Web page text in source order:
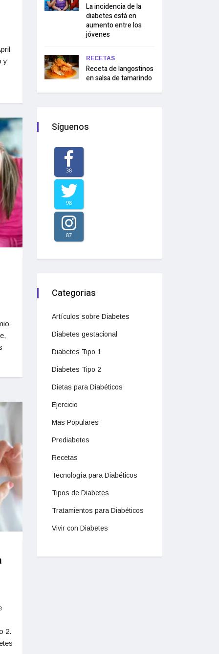
y
2.
La incidencia de la
diabetes está en
aumento entre los
jóvenes
RECETAS
Receta de langostinos
en salsa de tamarindo
Síguenos
38
98
87
Categorias
Artículos sobre Diabetes
Diabetes gestacional
Diabetes Tipo 1
Diabetes Tipo 2
Dietas para Diabéticos
Ejercicio
Mas Populares
Prediabetes
Recetas
Tecnología para Diabéticos
Tipos de Diabetes
Tratamientos para Diabéticos
Vivir con Diabetes